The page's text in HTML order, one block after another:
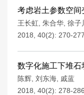
考虑岩土参数空
王长虹 朱合华 徐子
2018, 40(2): 270-277.
数字化施工下堆
陈辉 刘东海 戚蓝
2018, 40(2): 278-286.